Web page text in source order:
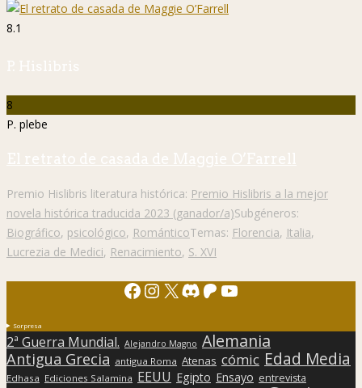
8.1
P. Hislibris
8
P. plebe
El retrato de casada de Maggie O’Farrell
Premio Hislibris literatura histórica: Premio Hislibris a la mejor
novela histórica traducida 2023 (ganador/a)Subgéneros:
Biográfico, psicológico, RománticoTemas: Florencia, Italia,
Lucrezia de Medici, Renacimiento, S. XVI
Facebook
Instagram
X Discord
Patreon
YouTube
Sorpresa
2ª Guerra Mundial. Alejandro Magno Alemania
Antigua Grecia antigua Roma Atenas cómic Edad Media
Edhasa Ediciones Salamina EEUU Egipto Ensayo entrevista